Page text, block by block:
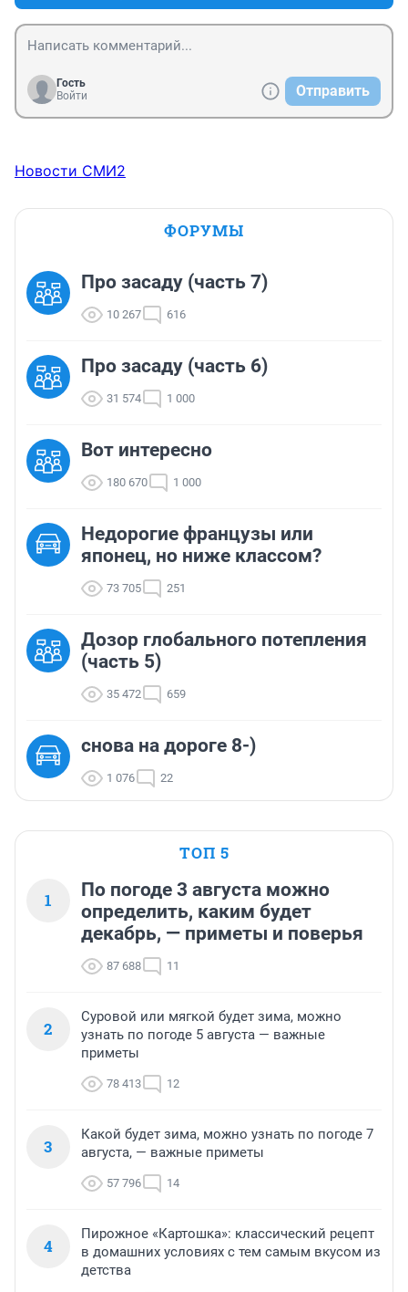
Гость
Войти
Отправить
Новости СМИ2
ФОРУМЫ
Про засаду (часть 7)
10 267 616
Про засаду (часть 6)
31 574 1 000
Вот интересно
180 670 1 000
Недорогие французы или
японец, но ниже классом?
73 705 251
Дозор глобального потепления
(часть 5)
35 472 659
снова на дороге 8-)
1 076 22
ТОП 5
1
По погоде 3 августа можно
определить, каким будет
декабрь, — приметы и поверья
87 688 11
2
Суровой или мягкой будет зима, можно
узнать по погоде 5 августа — важные
приметы
78 413 12
3
Какой будет зима, можно узнать по погоде 7
августа, — важные приметы
57 796 14
4
Пирожное «Картошка»: классический рецепт
в домашних условиях с тем самым вкусом из
детства